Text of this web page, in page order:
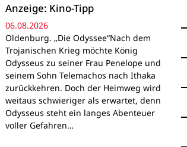
Anzeige: Kino-Tipp
06.08.2026
Oldenburg. „Die Odyssee“Nach dem
Trojanischen Krieg möchte König
Odysseus zu seiner Frau Penelope und
seinem Sohn Telemachos nach Ithaka
zurückkehren. Doch der Heimweg wird
weitaus schwieriger als erwartet, denn
Odysseus steht ein langes Abenteuer
voller Gefahren…